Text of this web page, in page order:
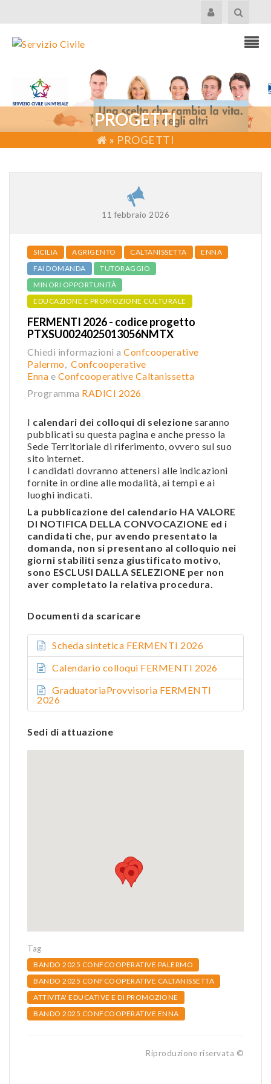
PROGETTI
» PROGETTI
11 febbraio 2026
SICILIA AGRIGENTO CALTANISSETTA
ENNA
FAI DOMANDA
TUTORAGGIO
MINORI OPPORTUNITÀ
EDUCAZIONE E PROMOZIONE CULTURALE
FERMENTI 2026 - codice progetto
PTXSU0024025013056NMTX
Chiedi informazioni a Confcooperative
Palermo, Confcooperative
Enna e Confcooperative Caltanissetta
Programma RADICI 2026
I calendari dei colloqui di selezione saranno
pubblicati su questa pagina e anche presso la
Sede Territoriale di riferimento, ovvero sul suo
sito internet.
I candidati dovranno attenersi alle indicazioni
fornite in ordine alle modalità, ai tempi e ai
luoghi indicati.
La pubblicazione del calendario HA VALORE
DI NOTIFICA DELLA CONVOCAZIONE ed i
candidati che, pur avendo presentato la
domanda, non si presentano al colloquio nei
giorni stabiliti senza giustificato motivo,
sono ESCLUSI DALLA SELEZIONE per non
aver completato la relativa procedura.
Documenti da scaricare
Scheda sintetica FERMENTI 2026
Calendario colloqui FERMENTI 2026
GraduatoriaProvvisoria FERMENTI
2026
Sedi di attuazione
Tag
BANDO 2025 CONFCOOPERATIVE PALERMO
BANDO 2025 CONFCOOPERATIVE CALTANISSETTA
ATTIVITA' EDUCATIVE E DI PROMOZIONE
BANDO 2025 CONFCOOPERATIVE ENNA
Riproduzione riservata ©